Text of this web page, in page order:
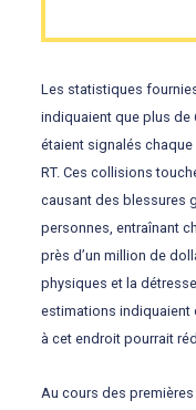
Les statistiques
indiquaient que plus de
étaient signalés
RT. Ces collisions
causant des blessures
personnes, entraînant
près d’un million de
physiques et la
estimations indiquaient
à cet endroit pourrait
Au cours des